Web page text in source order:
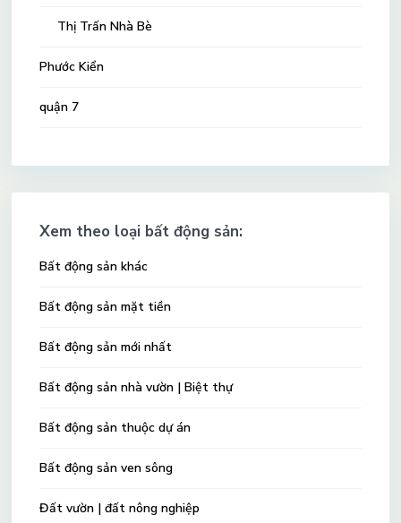
Thị Trấn Nhà Bè
Phước Kiển
quận 7
Xem theo loại bất động sản:
Bất động sản khác
Bất động sản mặt tiền
Bất động sản mới nhất
Bất động sản nhà vườn | Biệt thự
Bất động sản thuộc dự án
Bất động sản ven sông
Đất vườn | đất nông nghiệp